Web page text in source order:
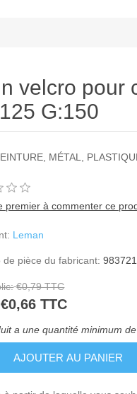
velcro pour
G:150
MÉTAL,
premier à commenter ce
Leman
de pièce du fabricant:
€0,79 TTC
€0,66 TTC
a une quantité minimum